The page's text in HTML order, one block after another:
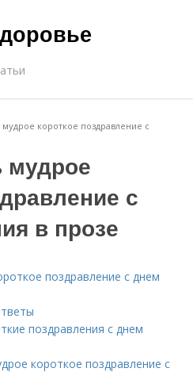
мудрое короткое поздравление с
мудрое
с
в прозе
поздравление с днем
поздравления с днем
короткое поздравление с